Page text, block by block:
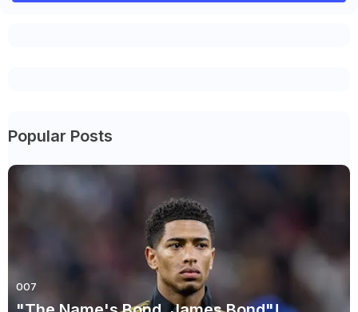
Popular Posts
007